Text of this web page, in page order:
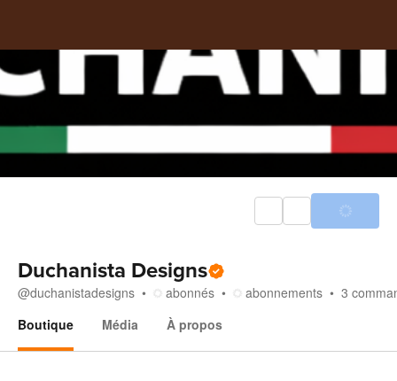
Duchanista Designs
@duchanistadesigns abonnés abonnements 3
Boutique
Média À propos